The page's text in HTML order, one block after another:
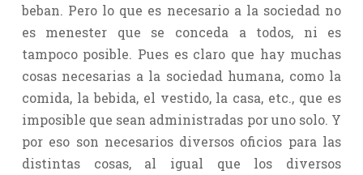
beban. Pero lo que es necesario a la sociedad no
es menester que se conceda a todos, ni es
tampoco posible. Pues es claro que hay muchas
cosas necesarias a la sociedad humana, como la
comida, la bebida, el vestido, la casa, etc., que es
imposible que sean administradas por uno solo. Y
por eso son necesarios diversos oficios para las
distintas cosas, al igual que los diversos